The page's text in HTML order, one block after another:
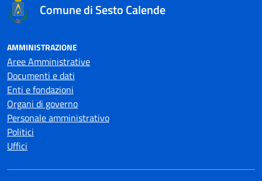
Comune di Sesto Calende
AMMINISTRAZIONE
Aree Amministrative
Documenti e dati
Enti e fondazioni
Organi di governo
Personale amministrativo
Politici
Uffici